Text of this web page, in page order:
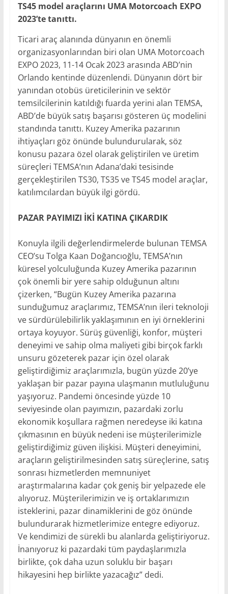
TS45 model araçlarını UMA Motorcoach EXPO
2023’te tanıttı.
Ticari araç alanında dünyanın en önemli
organizasyonlarından biri olan UMA Motorcoach
EXPO 2023, 11-14 Ocak 2023 arasında ABD’nin
Orlando kentinde düzenlendi. Dünyanın dört bir
yanından otobüs üreticilerinin ve sektör
temsilcilerinin katıldığı fuarda yerini alan TEMSA,
ABD’de büyük satış başarısı gösteren üç modelini
standında tanıttı. Kuzey Amerika pazarının
ihtiyaçları göz önünde bulundurularak, söz
konusu pazara özel olarak geliştirilen ve üretim
süreçleri TEMSA’nın Adana’daki tesisinde
gerçekleştirilen TS30, TS35 ve TS45 model araçlar,
katılımcılardan büyük ilgi gördü.
PAZAR PAYIMIZI İKİ KATINA ÇIKARDIK
Konuyla ilgili değerlendirmelerde bulunan TEMSA
CEO’su Tolga Kaan Doğancıoğlu, TEMSA’nın
küresel yolculuğunda Kuzey Amerika pazarının
çok önemli bir yere sahip olduğunun altını
çizerken, “Bugün Kuzey Amerika pazarına
sunduğumuz araçlarımız, TEMSA’nın ileri teknoloji
ve sürdürülebilirlik yaklaşımının en iyi örneklerini
ortaya koyuyor. Sürüş güvenliği, konfor, müşteri
deneyimi ve sahip olma maliyeti gibi birçok farklı
unsuru gözeterek pazar için özel olarak
geliştirdiğimiz araçlarımızla, bugün yüzde 20’ye
yaklaşan bir pazar payına ulaşmanın mutluluğunu
yaşıyoruz. Pandemi öncesinde yüzde 10
seviyesinde olan payımızın, pazardaki zorlu
ekonomik koşullara rağmen neredeyse iki katına
çıkmasının en büyük nedeni ise müşterilerimizle
geliştirdiğimiz güven ilişkisi. Müşteri deneyimini,
araçların geliştirilmesinden satış süreçlerine, satış
sonrası hizmetlerden memnuniyet
araştırmalarına kadar çok geniş bir yelpazede ele
alıyoruz. Müşterilerimizin ve iş ortaklarımızın
isteklerini, pazar dinamiklerini de göz önünde
bulundurarak hizmetlerimize entegre ediyoruz.
Ve kendimizi de sürekli bu alanlarda geliştiriyoruz.
İnanıyoruz ki pazardaki tüm paydaşlarımızla
birlikte, çok daha uzun soluklu bir başarı
hikayesini hep birlikte yazacağız” dedi.